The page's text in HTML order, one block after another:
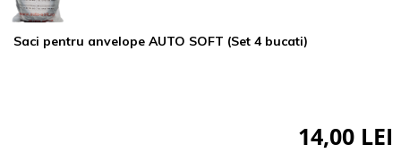
Saci pentru anvelope AUTO SOFT (Set 4 bucati)
14,00 LEI